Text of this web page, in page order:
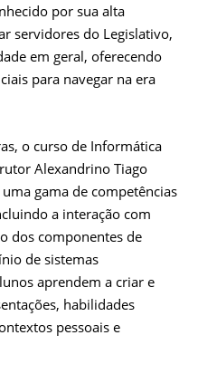
por sua alta
servidores do Legislativo,
em geral, oferecendo
para navegar na era
o curso de Informática
Alexandrino Tiago
gama de competências
a interação com
dos componentes de
de sistemas
aprendem a criar e
habilidades
pessoais e